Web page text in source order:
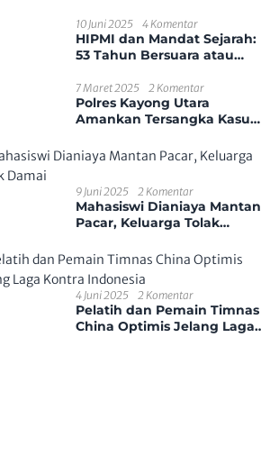
10 Juni 2025 4 Komentar
HIPMI dan Mandat Sejarah:
53 Tahun Bersuara atau
7 Maret 2025 2 Komentar
Polres Kayong Utara
Amankan Tersangka Kasus
9 Juni 2025 2 Komentar
Mahasiswi Dianiaya Mantan
Pacar, Keluarga Tolak
4 Juni 2025 2 Komentar
Pelatih dan Pemain Timnas
China Optimis Jelang Laga